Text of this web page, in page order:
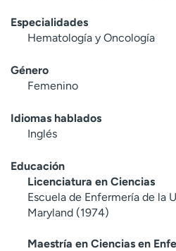
Especialidades
Hematología y Oncología
Género
Femenino
Idiomas hablados
Inglés
Educación
Licenciatura en Ciencias
Escuela de Enfermería de la
Maryland (1974)
Maestría en Ciencias en